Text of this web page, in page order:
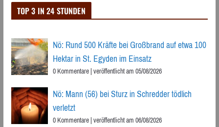
TOP 3 IN 24 STUNDEN
Nö: Rund 500 Kräfte bei Großbrand auf etwa 100
Hektar in St. Egyden im Einsatz
0 Kommentare|veröffentlicht am 05/08/2026
Nö: Mann (56) bei Sturz in Schredder tödlich
verletzt
0 Kommentare|veröffentlicht am 06/08/2026